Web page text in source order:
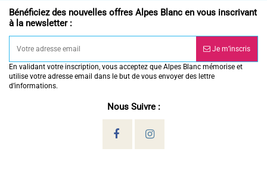
Bénéficiez des nouvelles offres Alpes Blanc en vous inscrivant
à la newsletter :
Je m’inscris
En validant votre inscription, vous acceptez que Alpes Blanc mémorise et
utilise votre adresse email dans le but de vous envoyer des lettre
d’informations.
Nous Suivre :